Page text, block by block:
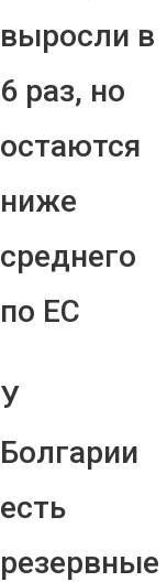
выросли в
6 раз, но
остаются
ниже
среднего
по ЕС
У
Болгарии
есть
резервные